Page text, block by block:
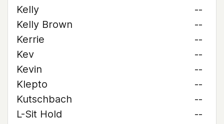
Kelly
--
Kelly Brown
--
Kerrie
--
Kev
--
Kevin
--
Klepto
--
Kutschbach
--
L-Sit Hold
--